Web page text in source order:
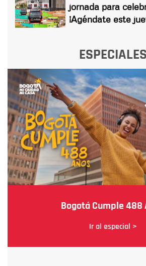
jornada para
¡Agéndate este
ESPECIALES
Bogotá Cumple 488
Ir al especial >